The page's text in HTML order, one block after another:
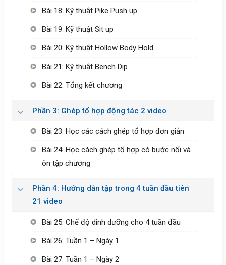
Bài 18: Kỹ thuật Pike Push up
Bài 19: Kỹ thuật Sit up
Bài 20: Kỹ thuật Hollow Body Hold
Bài 21: Kỹ thuật Bench Dip
Bài 22: Tổng kết chương
Phần 3: Ghép tổ hợp động tác 2 video
Bài 23: Học các cách ghép tổ hợp đơn giản
Bài 24: Học cách ghép tổ hợp có bước nối và
ôn tập chương
Phần 4: Hướng dẫn tập trong 4 tuần đầu tiên
21 video
Bài 25: Chế độ dinh dưỡng cho 4 tuần đầu
Bài 26: Tuần 1 – Ngày 1
Bài 27: Tuần 1 – Ngày 2